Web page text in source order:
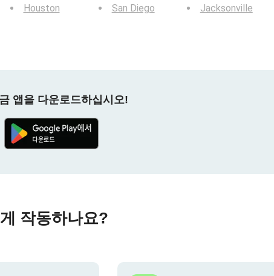
Houston
San Diego
Jacksonville
앱을 다운로드하십시오!
작동하나요?